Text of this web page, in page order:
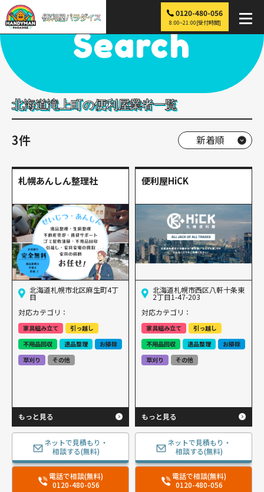
0120-480-056
8:00~21:00[受付時間]
便利屋パラダイス > 探す 滝上町
Search
北海道滝上町の便利屋業者一覧
3件
札幌あんしん整理社
北海道札幌市北区麻生町4丁
目
対応カテゴリ：
家具組み立て
引っ越し
不用品回収
遺品整理
お掃除
草刈り
その他
もっと見る
ネットで見積もり・
相談する(無料)
電話で相談(無料)
0120-480-056
便利屋HiCK
北海道札幌市西区八軒十条東
2丁目1-47-203
対応カテゴリ：
家具組み立て
引っ越し
不用品回収
遺品整理
お掃除
草刈り
その他
もっと見る
ネットで見積もり・
相談する(無料)
電話で相談(無料)
0120-480-056